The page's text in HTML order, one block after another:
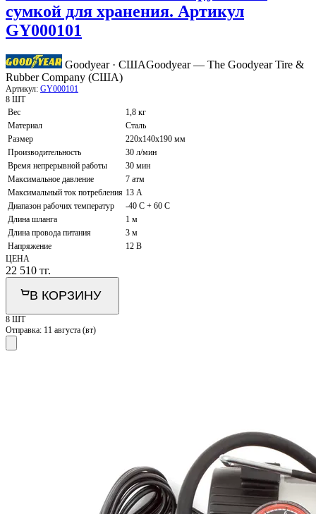
сумкой для хранения. Артикул
GY000101
Goodyear · СШАGoodyear — The Goodyear Tire &
Rubber Company (США)
Артикул: GY000101
8 ШТ
Вес
1,8 кг
Материал
Сталь
Размер
220х140х190 мм
Производительность
30 л/мин
Время непрерывной работы
30 мин
Максимальное давление
7 атм
Максимальный ток потребления 13 А
Диапазон рабочих температур
-40 C + 60 C
Длина шланга
1 м
Длина провода питания
3 м
Напряжение
12 В
ЦЕНА
22 510 тг.
В КОРЗИНУ
8 ШТ
Отправка: 11 августа (вт)